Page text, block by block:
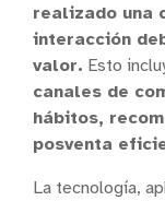
realizado una
interacción
valor. Esto
canales de
hábitos,
posventa
La tecnología,